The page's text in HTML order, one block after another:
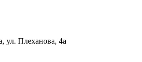
ул. Плеханова, 4а